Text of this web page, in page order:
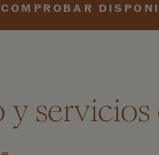
COMPROBAR
servicios